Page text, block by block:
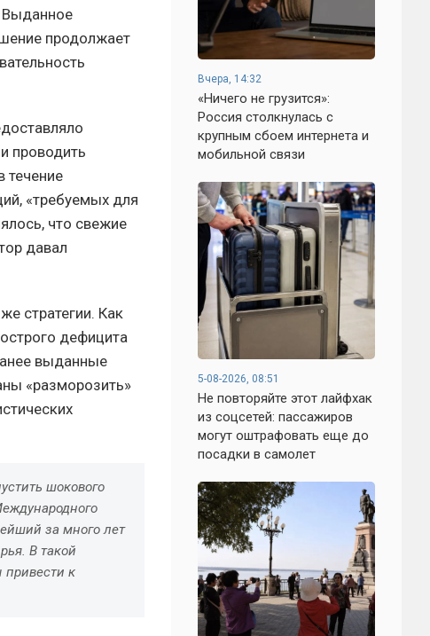
Выданное
продолжает
проводить
течение
«требуемых для
что свежие
давал
стратегии. Как
дефицита
выданные
«разморозить»
шокового
за много лет
В такой
привести к
Вчера, 14:32
«Ничего не грузится»:
Россия столкнулась с
крупным сбоем интернета и
мобильной связи
5-08-2026, 08:51
Не повторяйте этот лайфхак
из соцсетей: пассажиров
могут оштрафовать еще до
посадки в самолет